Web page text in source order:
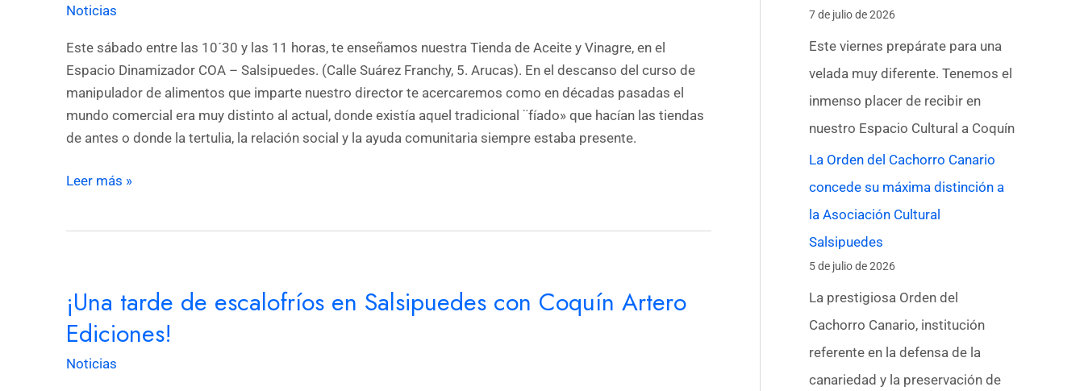
Noticias
Este sábado entre las 10´30 y las 11 horas, te enseñamos nuestra Tienda de Aceite y Vinagre, en el
Espacio Dinamizador COA – Salsipuedes. (Calle Suárez Franchy, 5. Arucas). En el descanso del curso de
manipulador de alimentos que imparte nuestro director te acercaremos como en décadas pasadas el
mundo comercial era muy distinto al actual, donde existía aquel tradicional ¨fíado» que hacían las tiendas
de antes o donde la tertulia, la relación social y la ayuda comunitaria siempre estaba presente.
Aceite
Leer más »
¡Una tarde de escalofríos en Salsipuedes con Coquín Artero
Ediciones!
Noticias
tarde
de
escalofríos
en
7 de julio de 2026
Este viernes prepárate para una
velada muy diferente. Tenemos el
inmenso placer de recibir en
nuestro Espacio Cultural a Coquín
La Orden del Cachorro Canario
concede su máxima distinción a
la Asociación Cultural
Salsipuedes
5 de julio de 2026
La prestigiosa Orden del
Cachorro Canario, institución
referente en la defensa de la
canariedad y la preservación de